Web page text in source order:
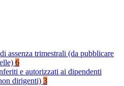
assenza trimestrali (da pubblicare
6
e autorizzati ai dipendenti
dirigenti) 3